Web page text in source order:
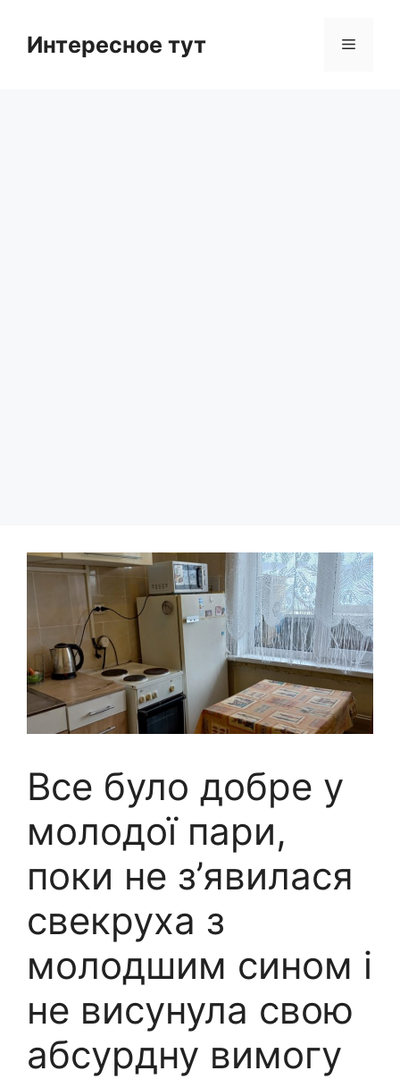
contentИнтересное тут Menu
Все було добре у
молодої пари,
поки не з’явилася
свекруха з
молодшим сином і
не висунула свою
абсурдну вимогу